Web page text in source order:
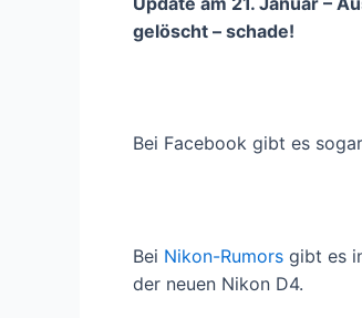
gelöscht – schade!
Bei Facebook gibt es
Bei Nikon-Rumors gibt es
der neuen Nikon D4.